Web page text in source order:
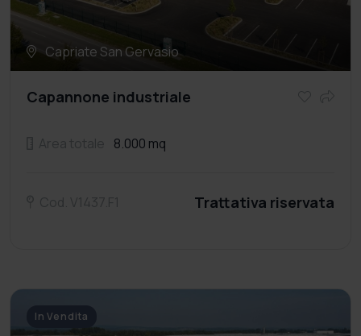
Capriate San Gervasio
Capannone industriale
8.000 mq
Trattativa riservata
In Vendita